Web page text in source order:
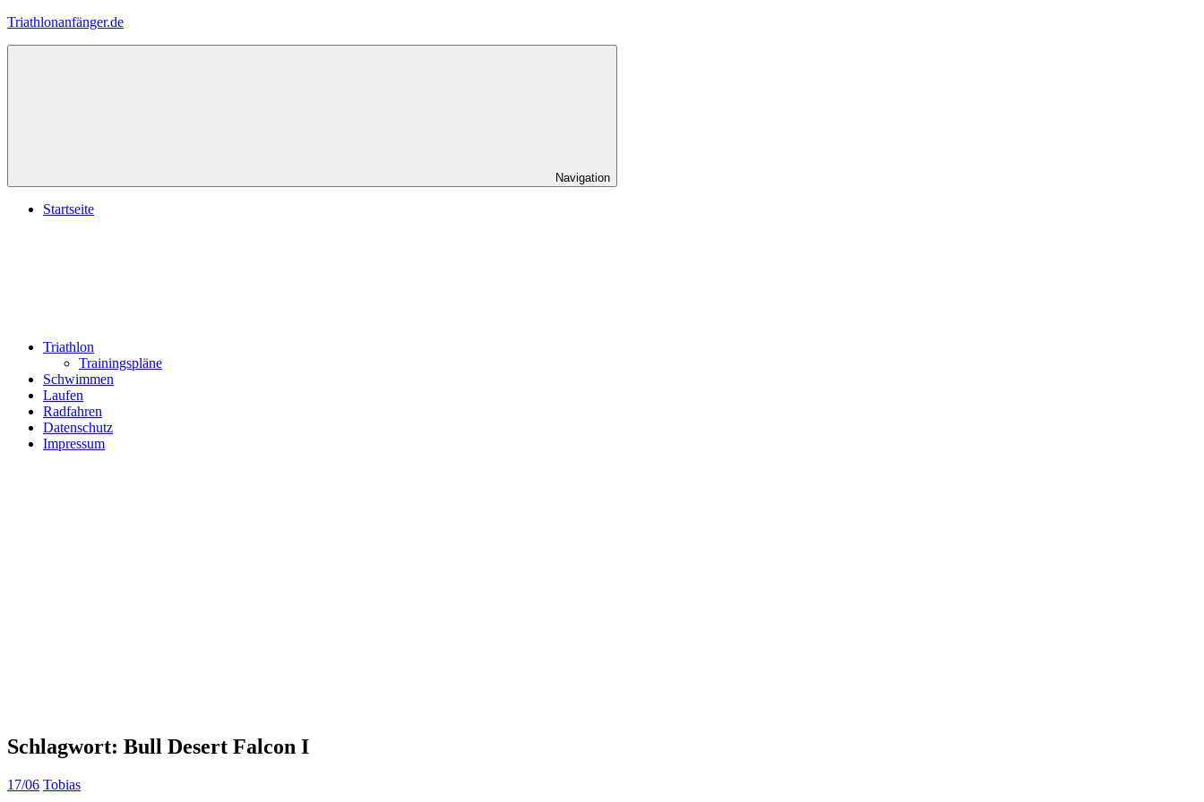
Zum
Triathlonanfänger.de
Navigation
Startseite
Triathlon
Trainingspläne
Schwimmen
Laufen
Radfahren
Datenschutz
Impressum
Schlagwort: Bull Desert Falcon I
17/06 Tobias